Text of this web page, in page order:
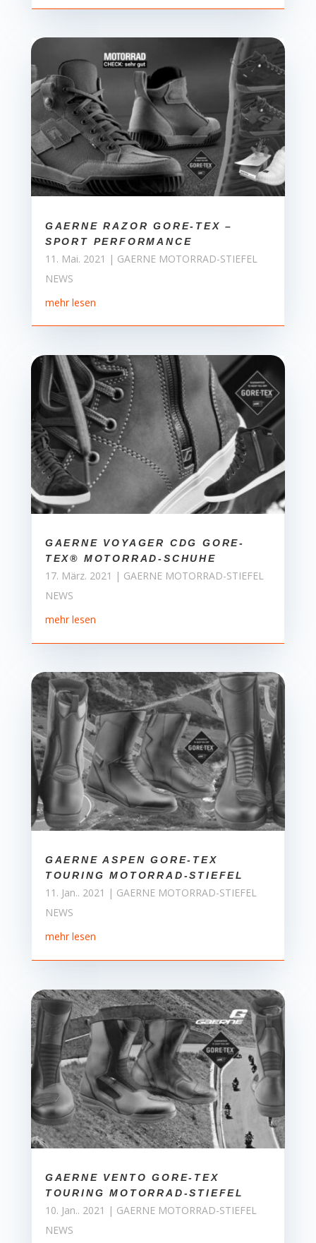
GAERNE RAZOR GORE-TEX –
SPORT PERFORMANCE
11. Mai. 2021 | GAERNE MOTORRAD-STIEFEL
NEWS
mehr lesen
GAERNE VOYAGER CDG GORE-
TEX® MOTORRAD-SCHUHE
17. März. 2021 | GAERNE MOTORRAD-STIEFEL
NEWS
mehr lesen
GAERNE ASPEN GORE-TEX
TOURING MOTORRAD-STIEFEL
11. Jan.. 2021 | GAERNE MOTORRAD-STIEFEL
NEWS
mehr lesen
GAERNE VENTO GORE-TEX
TOURING MOTORRAD-STIEFEL
10. Jan.. 2021 | GAERNE MOTORRAD-STIEFEL
NEWS